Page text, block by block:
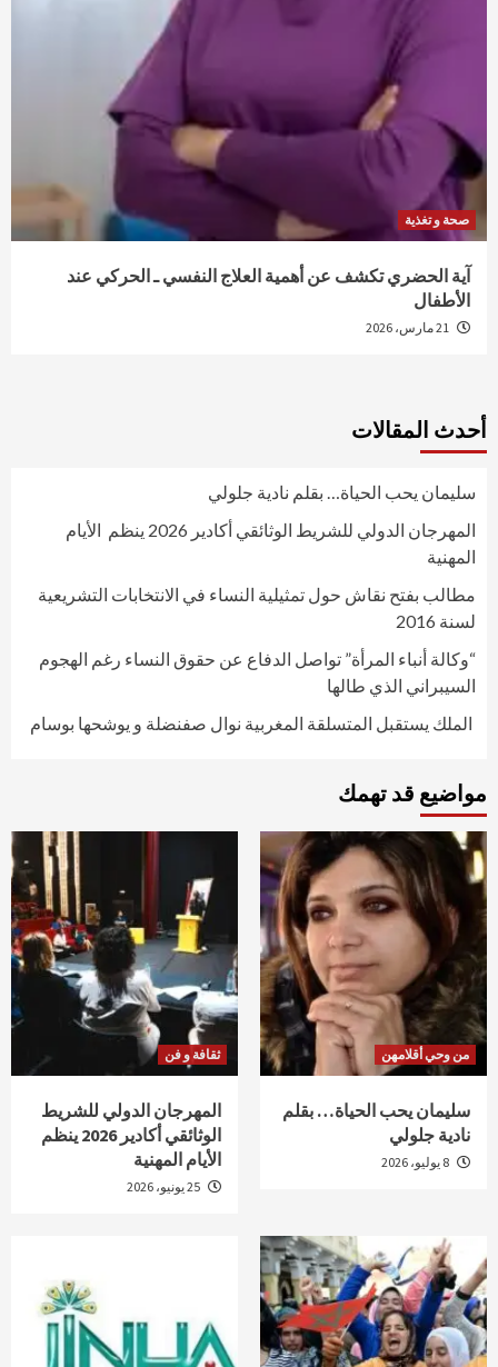
صحة و تغذية
آية الحضري تكشف عن أهمية العلاج النفسي ـ الحركي عند
الأطفال
أحدث المقالات
سليمان يحب الحياة… بقلم نادية جلولي
المهرجان الدولي للشريط الوثائقي أكادير 2026 ينظم الأيام
المهنية
مطالب بفتح نقاش حول تمثيلية النساء في الانتخابات التشريعية
لسنة 2016
“وكالة أنباء المرأة” تواصل الدفاع عن حقوق النساء رغم الهجوم
السيبراني الذي طالها
الملك يستقبل المتسلقة المغربية نوال صفنضلة و يوشحها بوسام
مواضيع قد تهمك
من وحي أقلامهن
سليمان يحب الحياة… بقلم
نادية جلولي
ثقافة و فن
المهرجان الدولي للشريط
الوثائقي أكادير 2026 ينظم
الأيام المهنية